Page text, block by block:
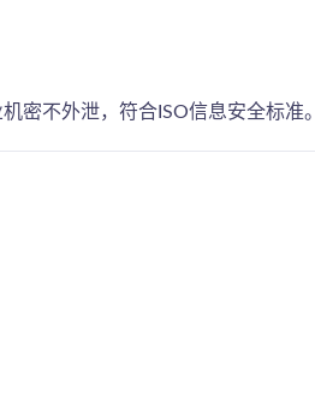
密不外泄，符合ISO信息安全标准。